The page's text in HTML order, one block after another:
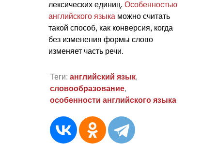
лексических единиц. Особенностью
английского языка можно считать
такой способ, как конверсия, когда
без изменения формы слово
изменяет часть речи.
Теги: английский язык,
словообразование,
особенности английского языка